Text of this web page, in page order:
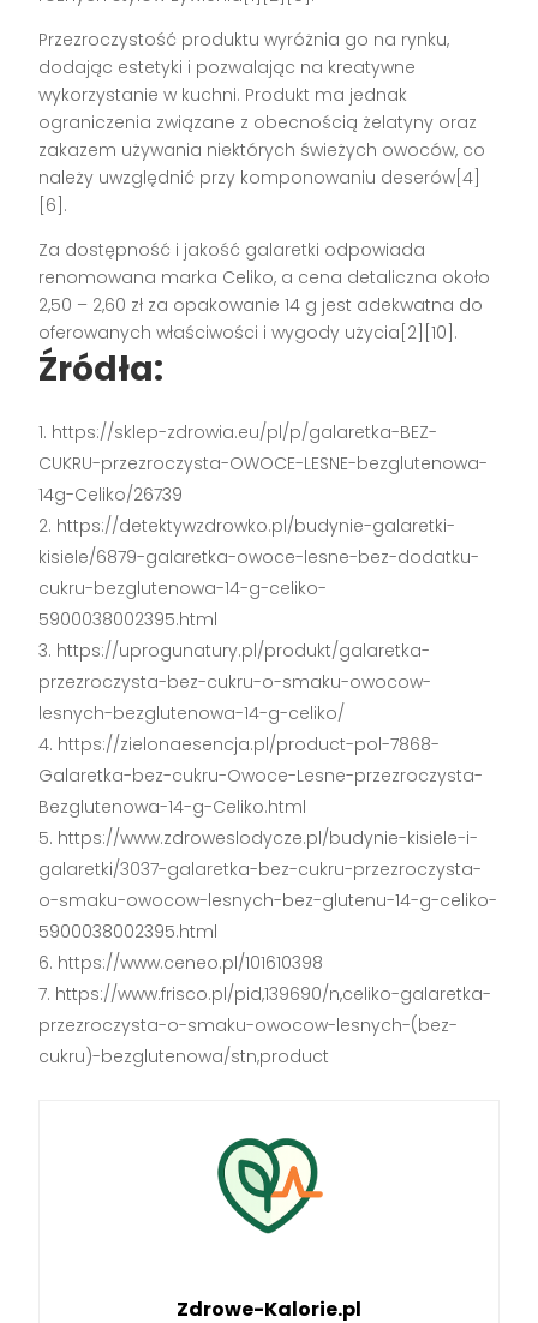
Przezroczystość produktu wyróżnia go na rynku,
dodając estetyki i pozwalając na kreatywne
wykorzystanie w kuchni. Produkt ma jednak
ograniczenia związane z obecnością żelatyny oraz
zakazem używania niektórych świeżych owoców, co
należy uwzględnić przy komponowaniu deserów[4]
[6].
Za dostępność i jakość galaretki odpowiada
renomowana marka Celiko, a cena detaliczna około
2,50 – 2,60 zł za opakowanie 14 g jest adekwatna do
oferowanych właściwości i wygody użycia[2][10].
Źródła:
https://sklep-zdrowia.eu/pl/p/galaretka-BEZ-
CUKRU-przezroczysta-OWOCE-LESNE-bezglutenowa-
14g-Celiko/26739
https://detektywzdrowko.pl/budynie-galaretki-
kisiele/6879-galaretka-owoce-lesne-bez-dodatku-
cukru-bezglutenowa-14-g-celiko-
5900038002395.html
https://uprogunatury.pl/produkt/galaretka-
przezroczysta-bez-cukru-o-smaku-owocow-
lesnych-bezglutenowa-14-g-celiko/
https://zielonaesencja.pl/product-pol-7868-
Galaretka-bez-cukru-Owoce-Lesne-przezroczysta-
Bezglutenowa-14-g-Celiko.html
https://www.zdroweslodycze.pl/budynie-kisiele-i-
galaretki/3037-galaretka-bez-cukru-przezroczysta-
o-smaku-owocow-lesnych-bez-glutenu-14-g-celiko-
5900038002395.html
https://www.ceneo.pl/101610398
https://www.frisco.pl/pid,139690/n,celiko-galaretka-
przezroczysta-o-smaku-owocow-lesnych-(bez-
cukru)-bezglutenowa/stn,product
Zdrowe-Kalorie.pl